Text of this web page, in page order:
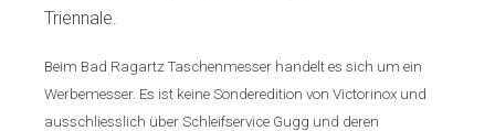
Triennale.
Beim Bad Ragartz Taschenmesser handelt es sich um ein
Werbemesser. Es ist keine Sonderedition von Victorinox und
ausschliesslich über Schleifservice Gugg und deren